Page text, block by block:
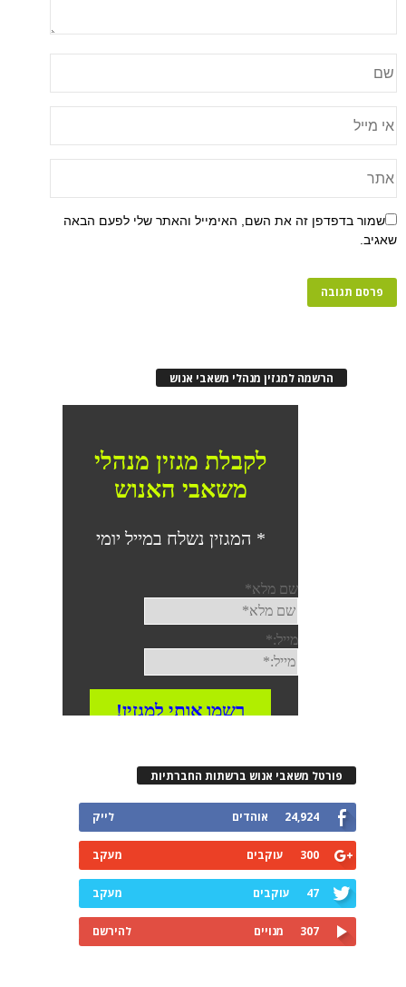
שמור בדפדפן זה את השם, האימייל והאתר שלי לפעם הבאה
שאגיב.
הרשמה למגזין מנהלי משאבי אנוש
פורטל משאבי אנוש ברשתות החברתיות
24,924 אוהדים לייק
300 עוקבים מעקב
47 עוקבים מעקב
307 מנויים להירשם